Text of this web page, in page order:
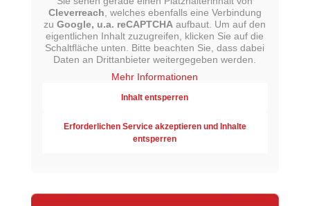
Cleverreach , welches ebenfalls eine Verbindung
zuGoogle, u.a. reCAPTCHA aufbaut. Um auf den
eigentlichen Inhalt zuzugreifen, klicken Sie auf die
Schaltfläche unten. Bitte beachten Sie, dass dabei
Daten an Drittanbieter weitergegeben werden.
Mehr Informationen
Inhalt entsperren
Erforderlichen Service akzeptieren und Inhalte
entsperren